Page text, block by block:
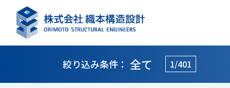
絞り込み条件： 全て 1/401